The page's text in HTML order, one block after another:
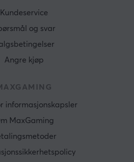
Kundeservice
og svar
Angre kjøp
informasjonskapsler
MaxGaming